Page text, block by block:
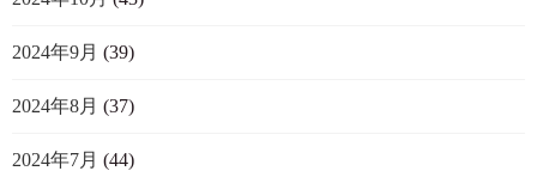
2024年9月 (39)
2024年8月 (37)
2024年7月 (44)